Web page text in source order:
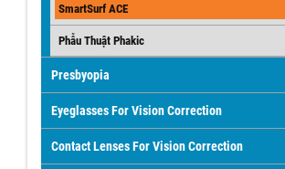
SmartSurf ACE
Phẫu Thuật Phakic
Presbyopia
Eyeglasses For Vision Correction
Contact Lenses For Vision Correction